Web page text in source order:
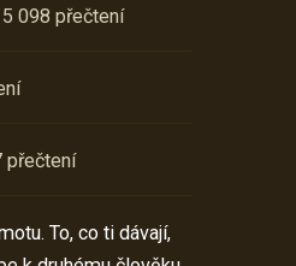
098 přečtení
přečtení
To, co ti dávají,